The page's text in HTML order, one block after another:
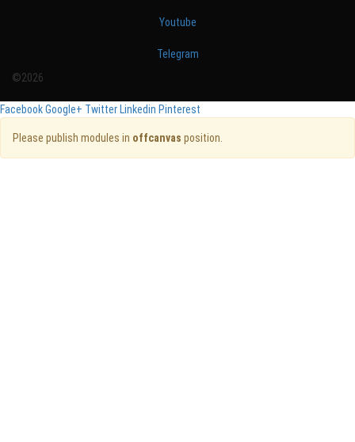
Youtube
Telegram
©2026
FacebookGoogle+ TwitterLinkedin Pinterest
Please publish modules in offcanvas position.